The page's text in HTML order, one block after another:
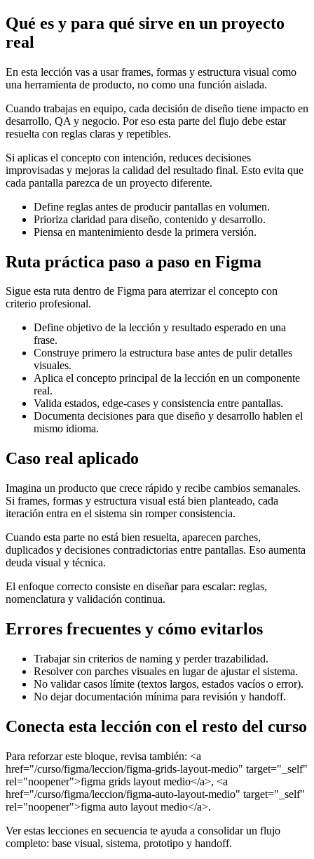
Qué es y para qué sirve en un proyecto
real
En esta lección vas a usar frames, formas y estructura visual como
una herramienta de producto, no como una función aislada.
Cuando trabajas en equipo, cada decisión de diseño tiene impacto en
desarrollo, QA y negocio. Por eso esta parte del flujo debe estar
resuelta con reglas claras y repetibles.
Si aplicas el concepto con intención, reduces decisiones
improvisadas y mejoras la calidad del resultado final. Esto evita que
cada pantalla parezca de un proyecto diferente.
Define reglas antes de producir pantallas en volumen.
Prioriza claridad para diseño, contenido y desarrollo.
Piensa en mantenimiento desde la primera versión.
Ruta práctica paso a paso en Figma
Sigue esta ruta dentro de Figma para aterrizar el concepto con
criterio profesional.
Define objetivo de la lección y resultado esperado en una
frase.
Construye primero la estructura base antes de pulir detalles
visuales.
Aplica el concepto principal de la lección en un componente
real.
Valida estados, edge-cases y consistencia entre pantallas.
Documenta decisiones para que diseño y desarrollo hablen el
mismo idioma.
Caso real aplicado
Imagina un producto que crece rápido y recibe cambios semanales.
Si frames, formas y estructura visual está bien planteado, cada
iteración entra en el sistema sin romper consistencia.
Cuando esta parte no está bien resuelta, aparecen parches,
duplicados y decisiones contradictorias entre pantallas. Eso aumenta
deuda visual y técnica.
El enfoque correcto consiste en diseñar para escalar: reglas,
nomenclatura y validación continua.
Errores frecuentes y cómo evitarlos
Trabajar sin criterios de naming y perder trazabilidad.
Resolver con parches visuales en lugar de ajustar el sistema.
No validar casos límite (textos largos, estados vacíos o error).
No dejar documentación mínima para revisión y handoff.
Conecta esta lección con el resto del curso
Para reforzar este bloque, revisa también: <a
href="/curso/figma/leccion/figma-grids-layout-medio" target="_self"
rel="noopener">figma grids layout medio</a>, <a
href="/curso/figma/leccion/figma-auto-layout-medio" target="_self"
rel="noopener">figma auto layout medio</a>.
Ver estas lecciones en secuencia te ayuda a consolidar un flujo
completo: base visual, sistema, prototipo y handoff.